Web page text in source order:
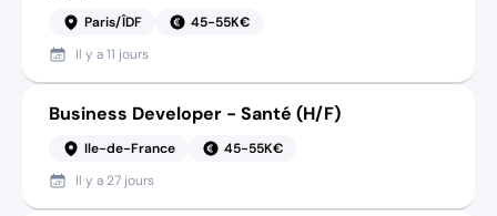
Paris/ÎDF
45-55K€
Il y a11 jours
Business Developer - Santé (H/F)
Ile-de-France
45-55K€
Il y a 27 jours